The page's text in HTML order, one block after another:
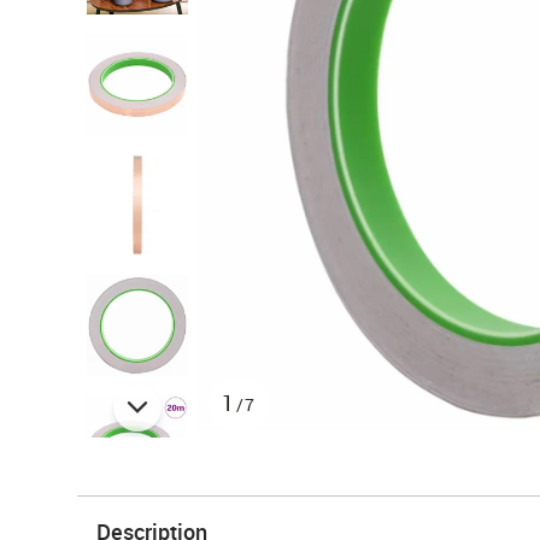
1 /7
Description